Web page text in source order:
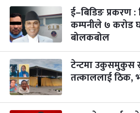
३
मंगल
महानवमी
कार्तिक ३, २०८३-Oct 20, 2026
४
५
बिहि
पापा‌ङ्कुशा एकादशी व्रत
कार्तिक ५, २०८३
ई–बिडिङ प्रकरण :
कम्पनीले ७ करोड
बोलकबोल
टेन्टमा उकुसमुकुस
तत्काललाई ठिक,